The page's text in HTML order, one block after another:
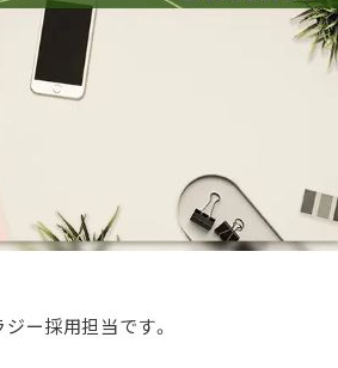
ー採用担当です。